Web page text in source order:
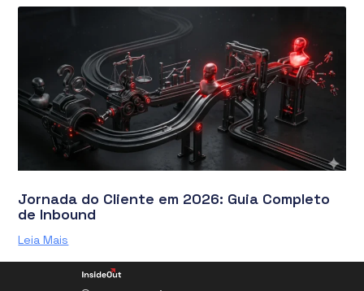
Jornada do Cliente em 2026: Guia Completo
de Inbound
Leia Mais